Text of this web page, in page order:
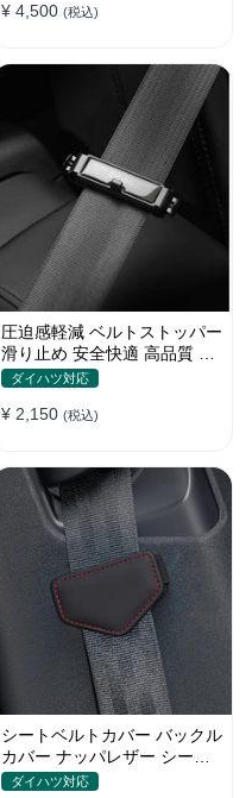
¥ 4,500 (税込)
圧迫感軽減 ベルトストッパー
滑り止め 安全快適 高品質 テ
ープクリップ 快適 2個セット
ダイハツ対応
¥ 2,150 (税込)
シートベルトカバー バックル
カバー ナッパレザー シート
ベルトパッド 異音防止 傷防
ダイハツ対応